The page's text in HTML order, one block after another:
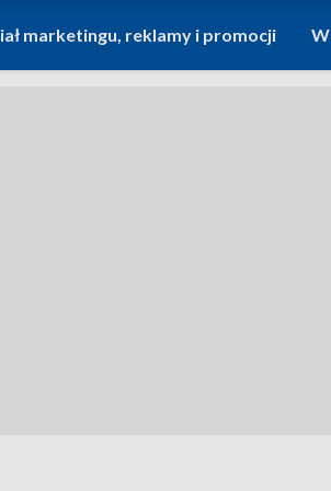
marketingu, reklamy i promocji